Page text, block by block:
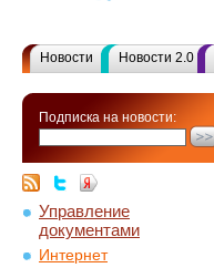
Новости Новости 2.0
Подписка на новости:
Управление
документами
Интернет